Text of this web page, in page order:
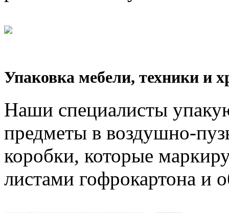
Упаковка мебели, техники и
Наши специалисты
предметы в воздушно-
коробки, которые
листами гофрокартона и